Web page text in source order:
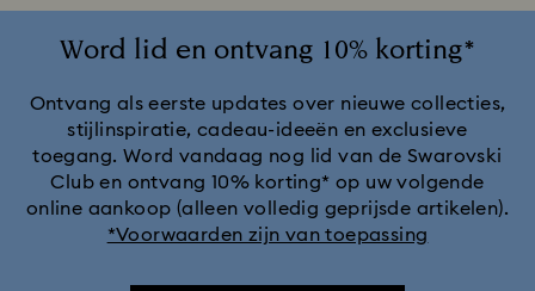
Word lid en ontvang 10% korting*
Ontvang als eerste updates over nieuwe collecties,
stijlinspiratie, cadeau-ideeën en exclusieve
toegang. Word vandaag nog lid van de Swarovski
Club en ontvang 10% korting* op uw volgende
online aankoop (alleen volledig geprijsde artikelen).
*Voorwaarden zijn van toepassing